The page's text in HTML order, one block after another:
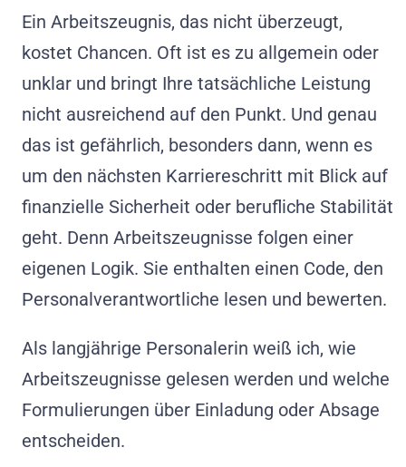
Ein Arbeitszeugnis, das nicht überzeugt,
kostet Chancen. Oft ist es zu allgemein oder
unklar und bringt Ihre tatsächliche Leistung
nicht ausreichend auf den Punkt. Und genau
das ist gefährlich, besonders dann, wenn es
um den nächsten Karriereschritt mit Blick auf
finanzielle Sicherheit oder berufliche Stabilität
geht. Denn Arbeitszeugnisse folgen einer
eigenen Logik. Sie enthalten einen Code, den
Personalverantwortliche lesen und bewerten.
Als langjährige Personalerin weiß ich, wie
Arbeitszeugnisse gelesen werden und welche
Formulierungen über Einladung oder Absage
entscheiden.